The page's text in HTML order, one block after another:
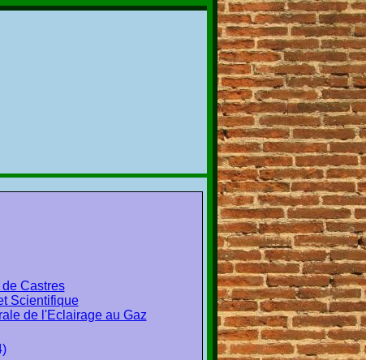
Castres
Scientifique
de l'Eclairage au Gaz